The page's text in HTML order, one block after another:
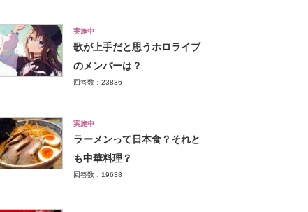
実施中
歌が上手だと思うホロライブ
のメンバーは？
回答数：23836
実施中
ラーメンって日本食？それと
も中華料理？
回答数：19638